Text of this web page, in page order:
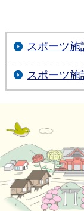
スポーツ施
スポーツ施